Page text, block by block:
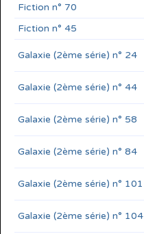
Fiction n° 70
Fiction n° 45
Galaxie (2ème série) n° 24
Galaxie (2ème série) n° 44
Galaxie (2ème série) n° 58
Galaxie (2ème série) n° 84
Galaxie (2ème série) n° 101
Galaxie (2ème série) n° 104